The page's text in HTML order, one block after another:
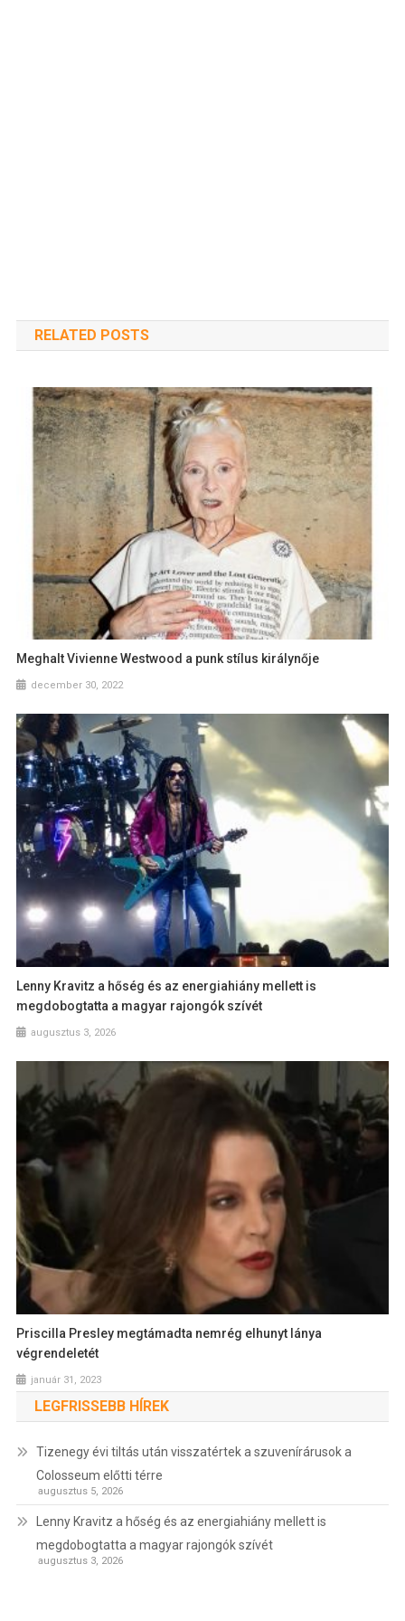
RELATED POSTS
Meghalt Vivienne Westwood a punk stílus királynője
december 30, 2022
Lenny Kravitz a hőség és az energiahiány mellett is
megdobogtatta a magyar rajongók szívét
augusztus 3, 2026
Priscilla Presley megtámadta nemrég elhunyt lánya
végrendeletét
január 31, 2023
LEGFRISSEBB HÍREK
Tizenegy évi tiltás után visszatértek a szuvenírárusok a
Colosseum előtti térre
augusztus 5, 2026
Lenny Kravitz a hőség és az energiahiány mellett is
megdobogtatta a magyar rajongók szívét
augusztus 3, 2026